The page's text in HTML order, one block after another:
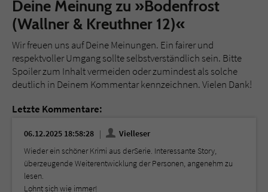
Deine Meinung zu »Bodenfrost
(Wallner & Kreuthner 12)«
Wir freuen uns auf Deine Meinungen. Ein fairer und
respektvoller Umgang sollte selbstverständlich sein. Bitte
Spoiler zum Inhalt vermeiden oder zumindest als solche
deutlich in Deinem Kommentar kennzeichnen. Vielen Dank!
Letzte Kommentare:
06.12.2025 18:58:28
Vielleser
Wieder ein schöner Krimi aus derSerie. Interessante Story,
überzeugende Weiterentwicklung der Personen, angenehm zu
lesen.
Lohnt sich wie immer!